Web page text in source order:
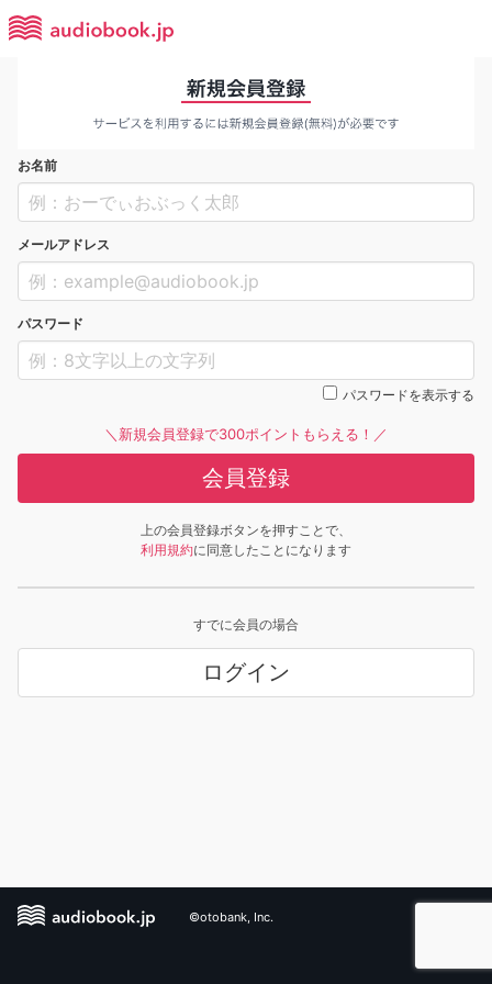
お名前
メールアドレス
パスワード
パスワードを表示する
＼新規会員登録で300ポイントもらえる！／
会員登録
上の会員登録ボタンを押すことで、
利用規約に同意したことになります
すでに会員の場合
ログイン
©otobank, Inc.